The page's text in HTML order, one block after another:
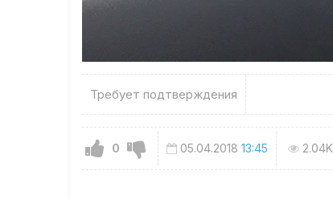
Требует подтверждения
0 05.04.2018 13:45 2.04K